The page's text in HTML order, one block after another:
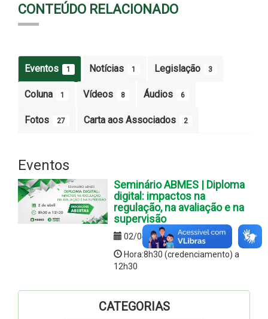
CONTEÚDO RELACIONADO
Eventos 1 Notícias 1 Legislação 3
Coluna 1 Vídeos 8 Áudios 6
Fotos 27 Carta aos Associados 2
Eventos
Seminário ABMES | Diploma
digital: impactos na
regulação, na avaliação e na
supervisão
02/04/2019
Hora:8h30 (credenciamento) a
12h30
CATEGORIAS